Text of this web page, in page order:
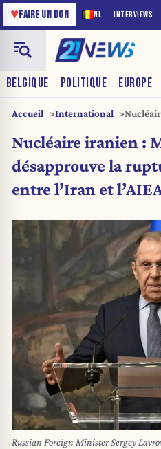
NL INTERVIEWS
♥FAIRE UN DON
BELGIQUE POLITIQUE EUROPE
Accueil International
entre
Nucléaire iranien :
désapprouve la
entre l’Iran et
Russian Foreign Minister Sergey